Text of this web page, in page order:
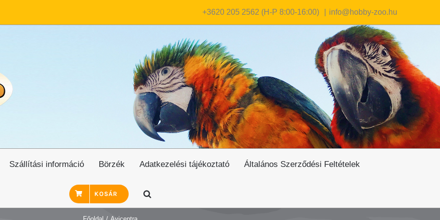
+3620 205 2562 (H-P 8:00-16:00) info@hobby-zoo.hu
Szállítási információ Börzék Adatkezelési tájékoztató Általános Szerződési Feltételek
KOSÁR